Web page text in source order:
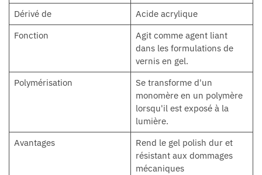
Dérivé de
Acide acrylique
Fonction
Agit comme agent liant
dans les formulations de
vernis en gel.
Polymérisation
Se transforme d'un
monomère en un polymère
lorsqu'il est exposé à la
lumière.
Avantages
Rend le gel polish dur et
résistant aux dommages
mécaniques